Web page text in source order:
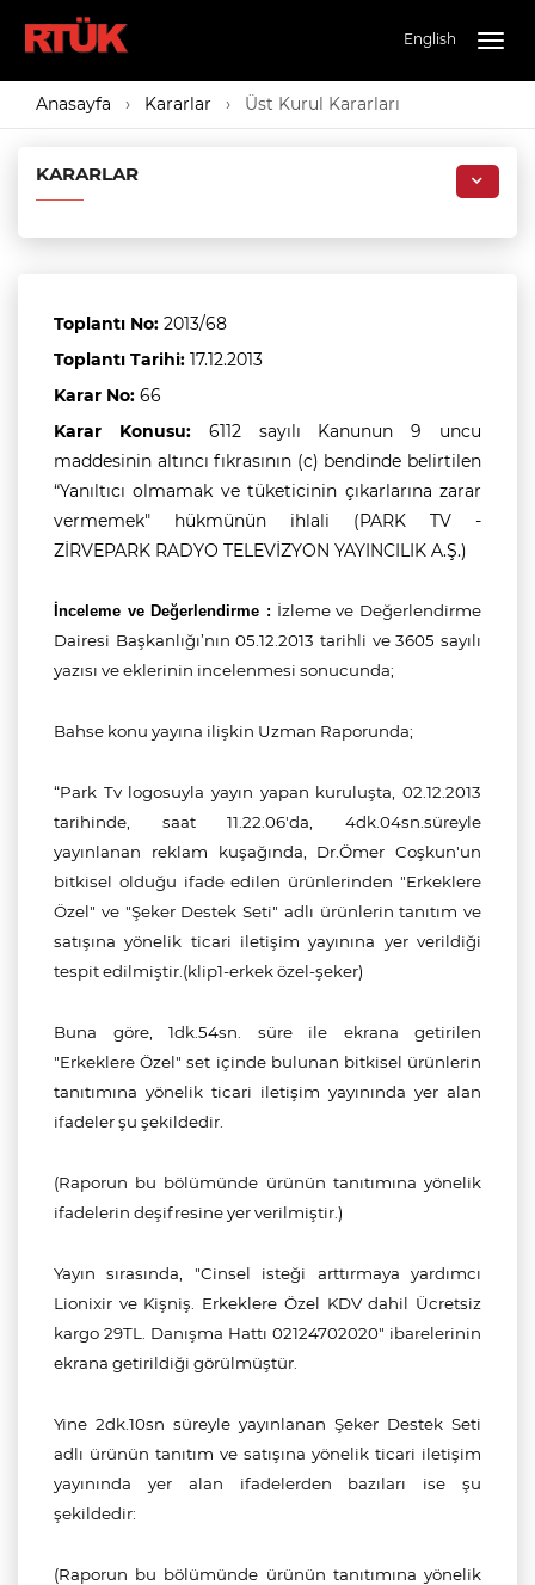
English
Anasayfa Kararlar Üst Kurul Kararları
KARARLAR
Toplantı No: 2013/68
Toplantı Tarihi: 17.12.2013
Karar No: 66
Karar Konusu: 6112 sayılı Kanunun 9 uncu
maddesinin altıncı fıkrasının (c) bendinde belirtilen
“Yanıltıcı olmamak ve tüketicinin çıkarlarına zarar
vermemek" hükmünün ihlali (PARK TV -
ZİRVEPARK RADYO TELEVİZYON YAYINCILIK A.Ş.)
İnceleme ve Değerlendirme : İzleme ve Değerlendirme
Dairesi Başkanlığı’nın 05.12.2013 tarihli ve 3605 sayılı
yazısı ve eklerinin incelenmesi sonucunda;
Bahse konu yayına ilişkin Uzman Raporunda;
“Park Tv logosuyla yayın yapan kuruluşta, 02.12.2013
tarihinde, saat 11.22.06'da, 4dk.04sn.süreyle
yayınlanan reklam kuşağında, Dr.Ömer Coşkun'un
bitkisel olduğu ifade edilen ürünlerinden "Erkeklere
Özel" ve "Şeker Destek Seti" adlı ürünlerin tanıtım ve
satışına yönelik ticari iletişim yayınına yer verildiği
tespit edilmiştir.(klip1-erkek özel-şeker)
Buna göre, 1dk.54sn. süre ile ekrana getirilen
"Erkeklere Özel" set içinde bulunan bitkisel ürünlerin
tanıtımına yönelik ticari iletişim yayınında yer alan
ifadeler şu şekildedir.
(Raporun bu bölümünde ürünün tanıtımına yönelik
ifadelerin deşifresine yer verilmiştir.)
Yayın sırasında, "Cinsel isteği arttırmaya yardımcı
Lionixir ve Kişniş. Erkeklere Özel KDV dahil Ücretsiz
kargo 29TL. Danışma Hattı 02124702020" ibarelerinin
ekrana getirildiği görülmüştür.
Yine 2dk.10sn süreyle yayınlanan Şeker Destek Seti
adlı ürünün tanıtım ve satışına yönelik ticari iletişim
yayınında yer alan ifadelerden bazıları ise şu
şekildedir:
(Raporun bu bölümünde ürünün tanıtımına yönelik